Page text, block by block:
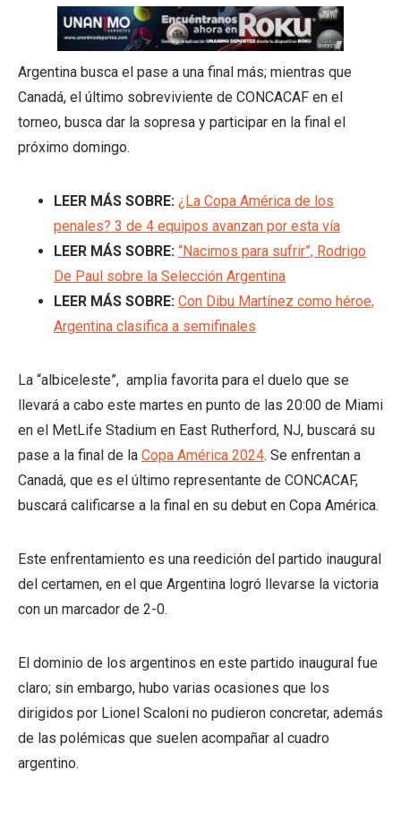
Argentina busca el pase a una final más; mientras que
Canadá, el último sobreviviente de CONCACAF en el
torneo, busca dar la sopresa y participar en la final el
próximo domingo.
LEER MÁS SOBRE: ¿La Copa América de los
penales? 3 de 4 equipos avanzan por esta vía
LEER MÁS SOBRE: “Nacimos para sufrir”, Rodrigo
De Paul sobre la Selección Argentina
LEER MÁS SOBRE: Con Dibu Martínez como héroe,
Argentina clasifica a semifinales
La “albiceleste”, amplia favorita para el duelo que se
llevará a cabo este martes en punto de las 20:00 de Miami
en el MetLife Stadium en East Rutherford, NJ, buscará su
pase a la final de la Copa América 2024. Se enfrentan a
Canadá, que es el último representante de CONCACAF,
buscará calificarse a la final en su debut en Copa América.
Este enfrentamiento es una reedición del partido inaugural
del certamen, en el que Argentina logró llevarse la victoria
con un marcador de 2-0.
El dominio de los argentinos en este partido inaugural fue
claro; sin embargo, hubo varias ocasiones que los
dirigidos por Lionel Scaloni no pudieron concretar, además
de las polémicas que suelen acompañar al cuadro
argentino.